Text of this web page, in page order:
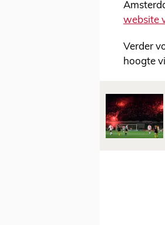
website
Verder
hoogte